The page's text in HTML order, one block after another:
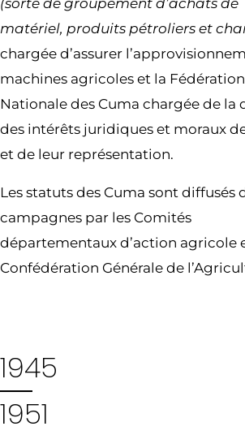
(sorte de groupement d’achats de
matériel, produits pétroliers et
chargée d’assurer
machines agricoles et la Fédération
Nationale des Cuma chargée de la
des intérêts juridiques et moraux
et de leur représentation.
Les statuts des Cuma sont diffusés
campagnes par les Comités
départementaux d’action agricole
Confédération Générale de
1945
1951